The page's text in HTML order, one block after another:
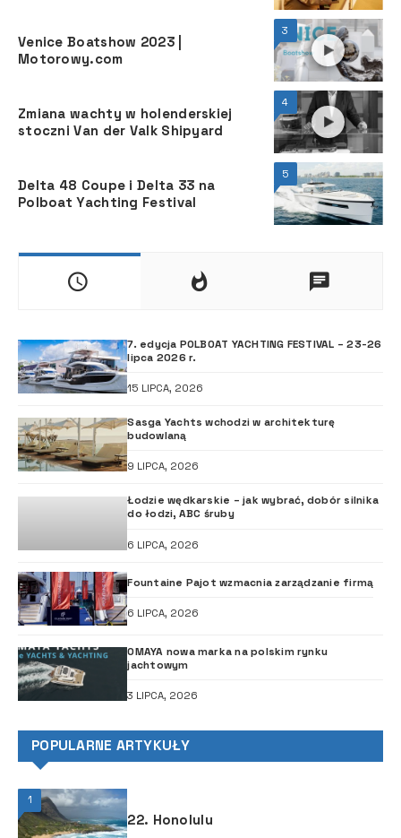
3
Venice Boatshow 2023 |
Motorowy.com
4
Zmiana wachty w holenderskiej
stoczni Van der Valk Shipyard
5
Delta 48 Coupe i Delta 33 na
Polboat Yachting Festival
7. edycja POLBOAT YACHTING FESTIVAL – 23-26
lipca 2026 r.
15 LIPCA, 2026
Sasga Yachts wchodzi w architekturę
budowlaną
9 LIPCA, 2026
Łodzie wędkarskie – jak wybrać, dobór silnika
do łodzi, ABC śruby
6 LIPCA, 2026
Fountaine Pajot wzmacnia zarządzanie firmą
6 LIPCA, 2026
OMAYA nowa marka na polskim rynku
jachtowym
3 LIPCA, 2026
POPULARNE ARTYKUŁY
1
22. Honolulu